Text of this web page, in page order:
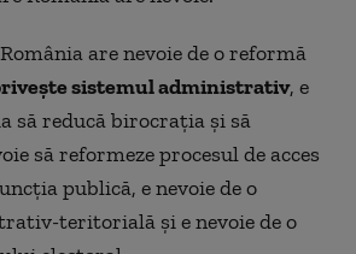
are nevoie de o reformă
sistemul administrativ, e
să reducă birocrația și să
să reformeze procesul de acces
publică, e nevoie de o
teritorială și e nevoie de o